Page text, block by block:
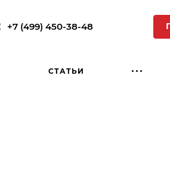
+7 (499) 450-38-48
СТАТЬИ